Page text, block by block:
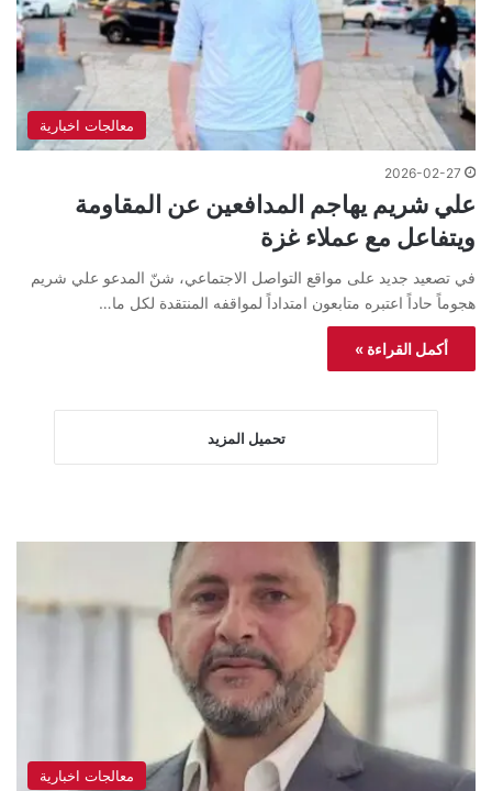
معالجات اخبارية
2026-02-27
علي شريم يهاجم المدافعين عن المقاومة
ويتفاعل مع عملاء غزة
في تصعيد جديد على مواقع التواصل الاجتماعي، شنّ المدعو علي شريم
هجوماً حاداً اعتبره متابعون امتداداً لمواقفه المنتقدة لكل ما…
أكمل القراءة »
تحميل المزيد
معالجات اخبارية